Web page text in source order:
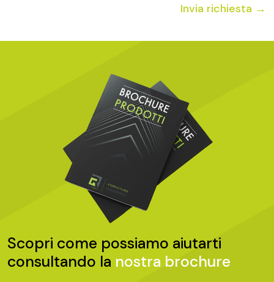
Invia richiesta →
Scopri come possiamo aiutarti
consultando la nostra brochure